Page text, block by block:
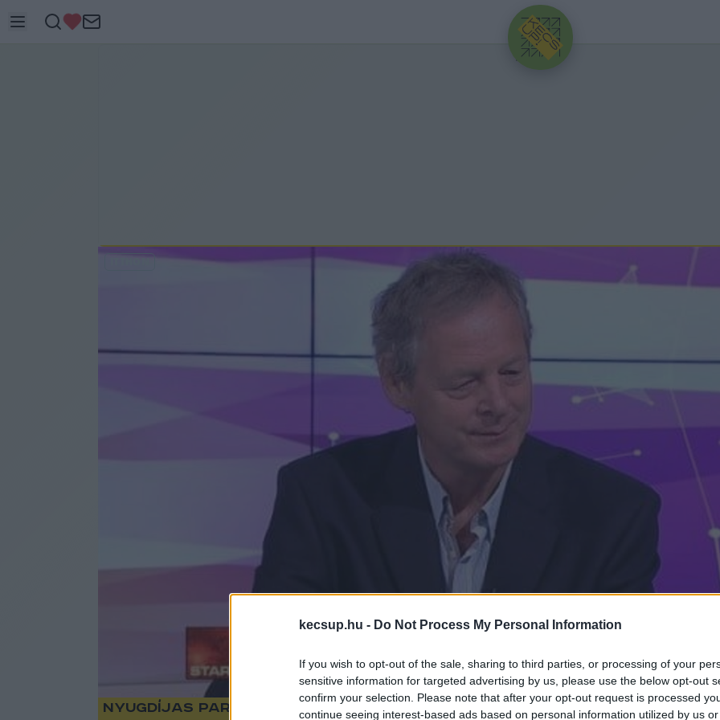
kecsup.hu - Do Not Process My Personal Information
If you wish to opt-out of the sale, sharing to third parties, or processing of your
sensitive information for targeted advertising by us, please use the below opt-out
confirm your selection. Please note that after your opt-out request is processed
continue seeing interest-based ads based on personal information utilized by us
HIRDETÉS
Nyugdíjas Parlament: a bérek növekedéséhez kell kötni a